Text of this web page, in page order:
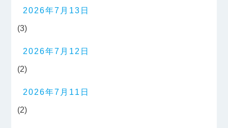
2026年7月13日
(3)
2026年7月12日
(2)
2026年7月11日
(2)